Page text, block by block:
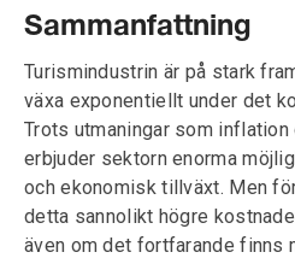
Sammanfattning
Turismindustrin är på stark
växa exponentiellt under det
Trots utmaningar som
erbjuder sektorn enorma
och ekonomisk tillväxt. Men
detta sannolikt högre
även om det fortfarande finns